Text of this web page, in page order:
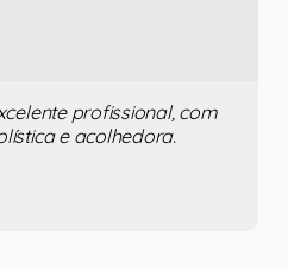
profissional, com
e acolhedora.